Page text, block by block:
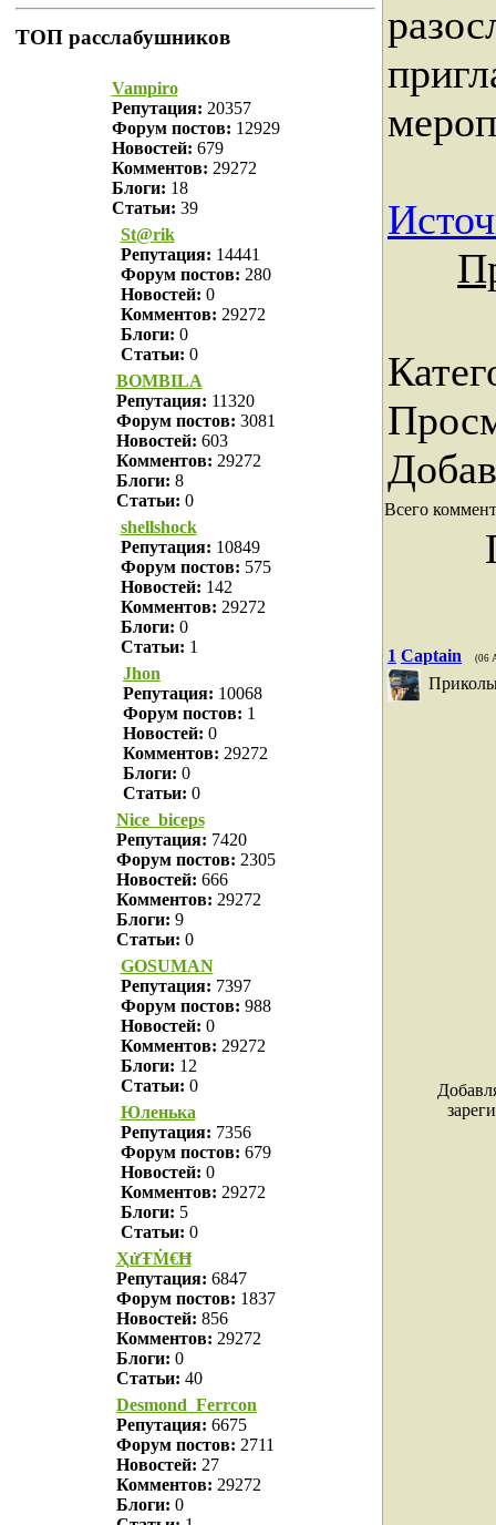
ТОП расслабушников
Vampiro
Репутация: 20357
Форум постов: 12929
Новостей: 679
Комментов: 29272
Блоги: 18
Статьи: 39
St@rik
Репутация: 14441
Форум постов: 280
Новостей: 0
Комментов: 29272
Блоги: 0
Статьи: 0
BOMBILA
Репутация: 11320
Форум постов: 3081
Новостей: 603
Комментов: 29272
Блоги: 8
Статьи: 0
shellshock
Репутация: 10849
Форум постов: 575
Новостей: 142
Комментов: 29272
Блоги: 0
Статьи: 1
Jhon
Репутация: 10068
Форум постов: 1
Новостей: 0
Комментов: 29272
Блоги: 0
Статьи: 0
Nice_biceps
Репутация: 7420
Форум постов: 2305
Новостей: 666
Комментов: 29272
Блоги: 9
Статьи: 0
GOSUMAN
Репутация: 7397
Форум постов: 988
Новостей: 0
Комментов: 29272
Блоги: 12
Статьи: 0
Юленька
Репутация: 7356
Форум постов: 679
Новостей: 0
Комментов: 29272
Блоги: 5
Статьи: 0
ҲửŦṀ€Ħ
Репутация: 6847
Форум постов: 1837
Новостей: 856
Комментов: 29272
Блоги: 0
Статьи: 40
Desmond_Ferrcon
Репутация: 6675
Форум постов: 2711
Новостей: 27
Комментов: 29272
Блоги: 0
Всего
1 Captain (06